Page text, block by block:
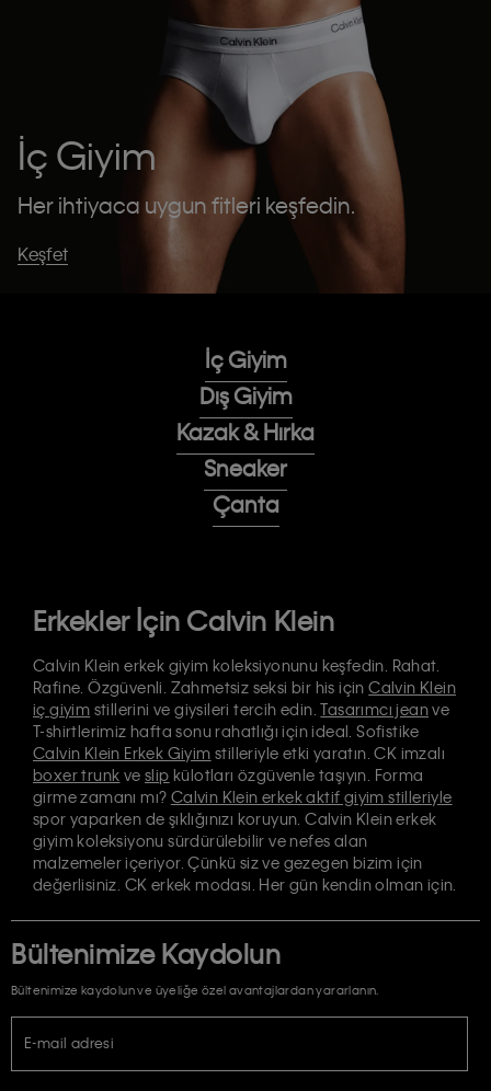
İç Giyim
Her ihtiyaca uygun fitleri keşfedin.
Keşfet
İç Giyim
Dış Giyim
Kazak & Hırka
Sneaker
Çanta
Erkekler İçin Calvin Klein
Calvin Klein erkek giyim koleksiyonunu keşfedin. Rahat.
Rafine. Özgüvenli. Zahmetsiz seksi bir his içinCalvin Klein
iç giyim stillerini ve giysileri tercih edin.Tasarımcı jeanve
T-shirtlerimiz hafta sonu rahatlığı için ideal. Sofistike
Calvin Klein Erkek Giyim stilleriyle etki yaratın. CK imzalı
boxer trunk veslip külotları özgüvenle taşıyın. Forma
girme zamanı mı? Calvin Klein erkek aktif giyim stilleriyle
spor yaparken de şıklığınızı koruyun. Calvin Klein erkek
giyim koleksiyonu sürdürülebilir ve nefes alan
malzemeler içeriyor. Çünkü siz ve gezegen bizim için
değerlisiniz. CK erkek modası. Her gün kendin olman için.
Bültenimize Kaydolun
Bültenimize kaydolun ve üyeliğe özel avantajlardan yararlanın.
E-mail adresi